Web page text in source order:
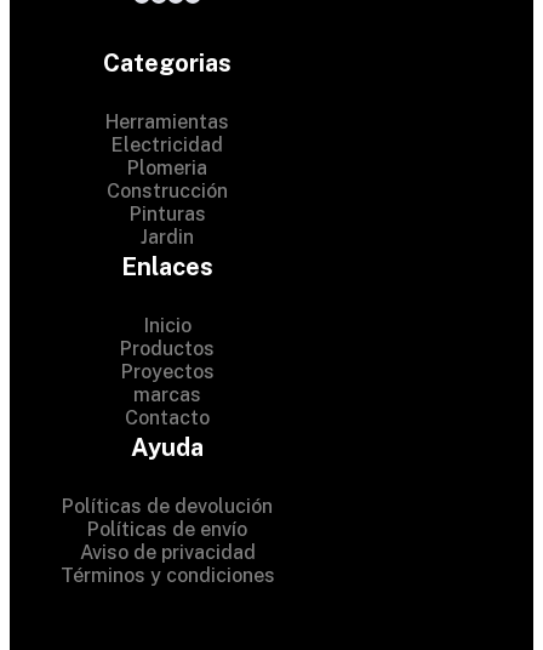
Categorias
Herramientas
Electricidad
Plomeria
Construcción
Pinturas
Jardin
Enlaces
Inicio
Productos
Proyectos
marcas
Contacto
Ayuda
Políticas de devolución
Políticas de envío
Aviso de privacidad
Términos y condiciones